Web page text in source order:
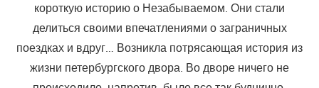
короткую историю о Незабываемом. Они стали
делиться своими впечатлениями о заграничных
поездках и вдруг… Возникла потрясающая история из
жизни петербургского двора. Во дворе ничего не